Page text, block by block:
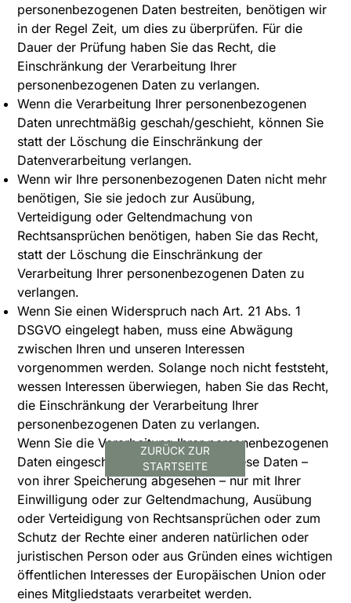
personenbezogenen Daten bestreiten, benötigen wir
in der Regel Zeit, um dies zu überprüfen. Für die
Dauer der Prüfung haben Sie das Recht, die
Einschränkung der Verarbeitung Ihrer
personenbezogenen Daten zu verlangen.
Wenn die Verarbeitung Ihrer personenbezogenen
Daten unrechtmäßig geschah/geschieht, können Sie
statt der Löschung die Einschränkung der
Datenverarbeitung verlangen.
Wenn wir Ihre personenbezogenen Daten nicht mehr
benötigen, Sie sie jedoch zur Ausübung,
Verteidigung oder Geltendmachung von
Rechtsansprüchen benötigen, haben Sie das Recht,
statt der Löschung die Einschränkung der
Verarbeitung Ihrer personenbezogenen Daten zu
verlangen.
Wenn Sie einen Widerspruch nach Art. 21 Abs. 1
DSGVO eingelegt haben, muss eine Abwägung
zwischen Ihren und unseren Interessen
vorgenommen werden. Solange noch nicht feststeht,
wessen Interessen überwiegen, haben Sie das Recht,
die Einschränkung der Verarbeitung Ihrer
personenbezogenen Daten zu verlangen.
Wenn Sie die Verarbeitung Ihrer personenbezogenen
Daten eingeschränkt haben, dürfen diese Daten –
von ihrer Speicherung abgesehen – nur mit Ihrer
Einwilligung oder zur Geltendmachung, Ausübung
oder Verteidigung von Rechtsansprüchen oder zum
Schutz der Rechte einer anderen natürlichen oder
juristischen Person oder aus Gründen eines wichtigen
öffentlichen Interesses der Europäischen Union oder
eines Mitgliedstaats verarbeitet werden.
ZURÜCK ZUR
STARTSEITE